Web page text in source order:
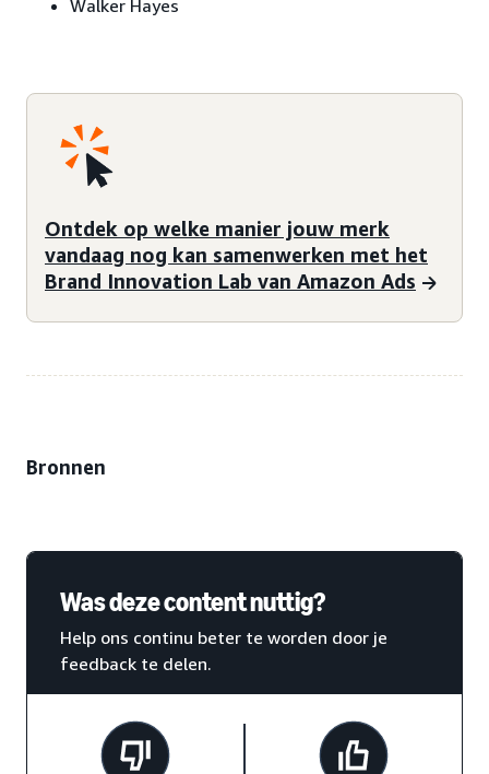
Walker Hayes
Ontdek op welke manier jouw merk
vandaag nog kan samenwerken met het
Brand Innovation Lab van Amazon Ads
Bronnen
Was deze content nuttig?
Help ons continu beter te worden door je
feedback te delen.